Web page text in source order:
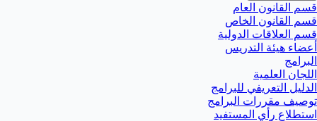
قسم القانون العام
قسم القانون الخاص
قسم العلاقات الدولية
أعضاء هيئة التدريس
البرامج
اللجان العلمية
الدليل التعريفي للبرامج
توصيف مقررات البرامج
استطلاع رأي المستفيد